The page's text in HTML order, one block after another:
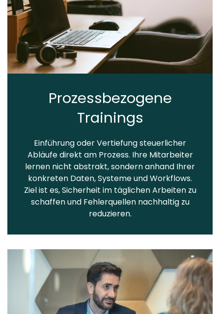
Prozessbezogene
Trainings
Einführung oder Vertiefung steuerlicher
Abläufe direkt am Prozess. Ihre Mitarbeiter
lernen nicht abstrakt, sondern anhand Ihrer
konkreten Daten, Systeme und Workflows.
Ziel ist es, Sicherheit im täglichen Arbeiten zu
schaffen und Fehlerquellen nachhaltig zu
reduzieren.